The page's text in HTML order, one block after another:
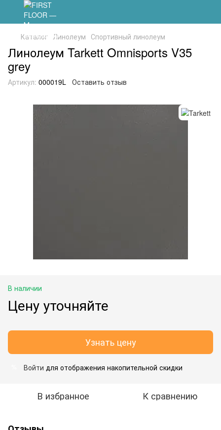
Каталог Линолеум Спортивный линолеум
Линолеум Tarkett Omnisports V35
grey
Артикул: 000019L Оставить отзыв
В наличии
Цену уточняйте
Узнать цену
Войти для отображения накопительной скидки
В избранное К сравнению